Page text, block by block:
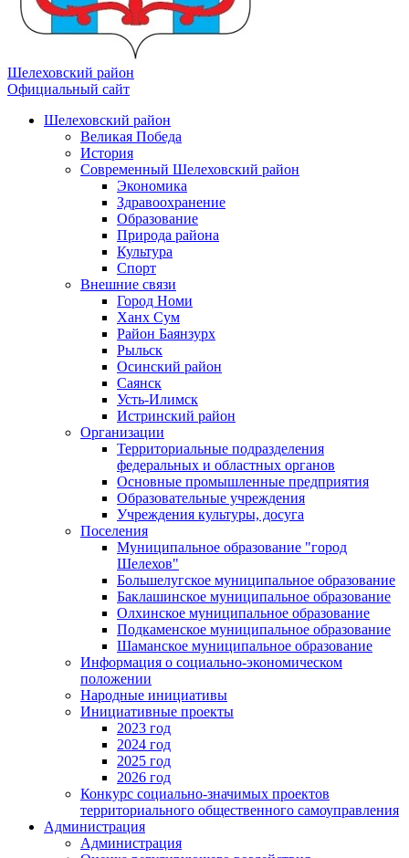
Шелеховский район
Официальный сайт
Шелеховский район
Великая Победа
История
Современный Шелеховский район
Экономика
Здравоохранение
Образование
Природа района
Культура
Спорт
Внешние связи
Город Номи
Ханх Сум
Район Баянзурх
Рыльск
Осинский район
Саянск
Усть-Илимск
Истринский район
Организации
Территориальные подразделения
федеральных и областных органов
Основные промышленные предприятия
Образовательные учреждения
Учреждения культуры, досуга
Поселения
Муниципальное образование "город
Шелехов"
Большелугское муниципальное образование
Баклашинское муниципальное образование
Олхинское муниципальное образование
Подкаменское муниципальное образование
Шаманское муниципальное образование
Информация о социально-экономическом
положении
Народные инициативы
Инициативные проекты
2023 год
2024 год
2025 год
2026 год
Конкурс социально-значимых проектов
территориального общественного самоуправления
Администрация
Администрация